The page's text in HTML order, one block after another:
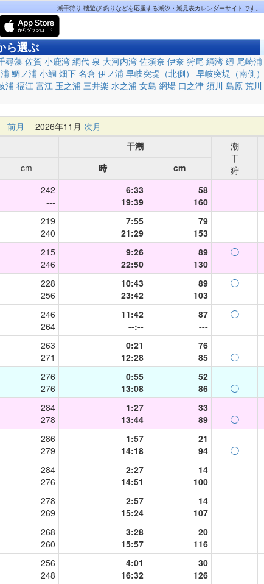
潮干狩り 磯遊び 釣りなどを応援する潮汐・潮見表カレンダーサイトです。
ら選ぶ
尋藻 佐賀 小鹿湾 網代 泉 大河内湾 佐須奈 伊奈 狩尾 綱湾 廻 尾崎浦
鯛ノ浦 小鯛 畑下 名倉 伊ノ浦 早岐突堤（北側） 早岐突堤（南側）
浦 福江 富江 玉之浦 三井楽 水之浦 女島 網場 口之津 須川 島原 荒川
前月 2026年11月 次月
干潮
潮
干
狩
cm 時
cm
242
---
6:33
19:39
58
160
219
240
7:55
21:29
79
153
215
246
9:26
22:50
89
130
◯
228
256
10:43
23:42
89
103
◯
246
264
11:42
--:--
87
---
◯
263
271
0:21
12:28
76
85
◯
276
276
0:55
13:08
52
86
◯
284
278
1:27
13:44
33
89
◯
286
279
1:57
14:18
21
94
◯
284
276
2:27
14:51
14
100
278
269
2:57
15:24
14
107
268
260
3:28
15:57
20
116
256
248
4:01
16:32
30
126